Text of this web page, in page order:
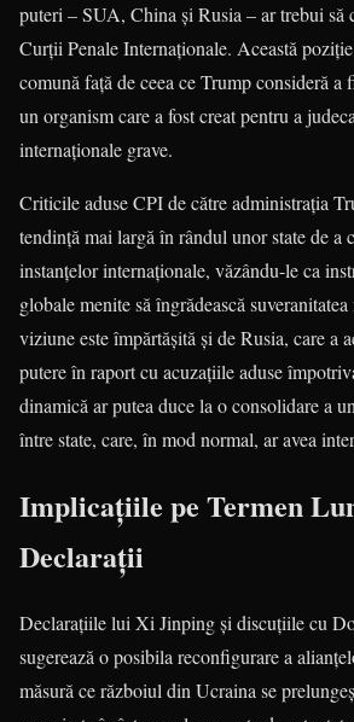
puteri – SUA, China și Rusia – ar trebui să
Curții Penale Internaționale. Această
comună față de ceea ce Trump consideră
un organism care a fost creat pentru a
internaționale grave.
Criticile aduse CPI de către administrația
tendință mai largă în rândul unor state de a
instanțelor internaționale, văzându-le ca
globale menite să îngrădească
viziune este împărtășită și de Rusia, care a
putere în raport cu acuzațiile aduse
dinamică ar putea duce la o consolidare a
între state, care, în mod normal, ar avea
Implicațiile pe Termen
Declarații
Declarațiile lui Xi Jinping și discuțiile cu
sugerează o posibila reconfigurare a
măsură ce războiul din Ucraina se